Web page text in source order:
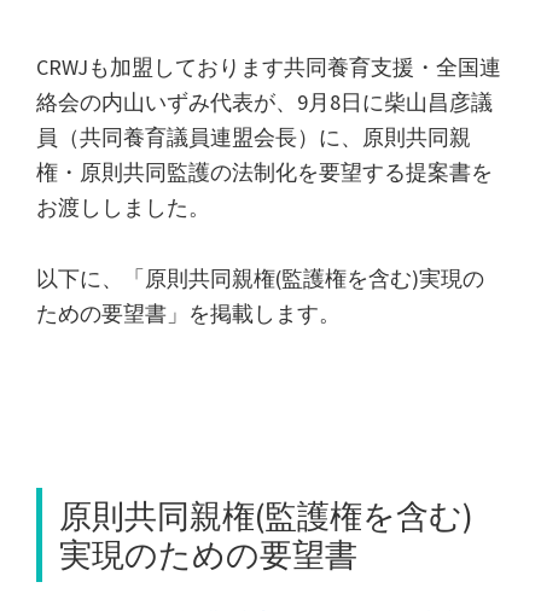
CRWJも加盟しております共同養育支援・全国連
絡会の内山いずみ代表が、9月8日に柴山昌彦議
員（共同養育議員連盟会長）に、原則共同親
権・原則共同監護の法制化を要望する提案書を
お渡ししました。
以下に、「原則共同親権(監護権を含む)実現の
ための要望書」を掲載します。
原則共同親権(監護権を含む)
実現のための要望書